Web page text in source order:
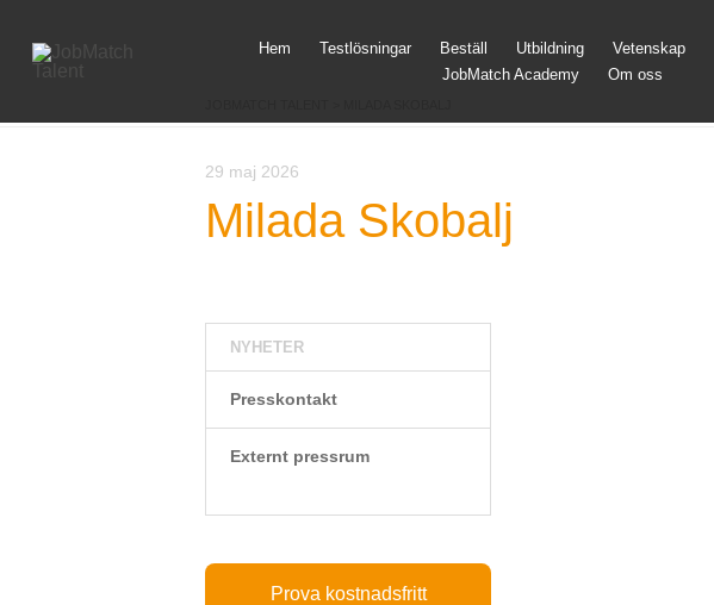
Gå
vidare
till
Hem Testlösningar Beställ Utbildning Vetenskap
JobMatch Academy
Om oss
29 maj 2026
Milada Skobalj
NYHETER
Presskontakt
Externt pressrum
Prova kostnadsfritt